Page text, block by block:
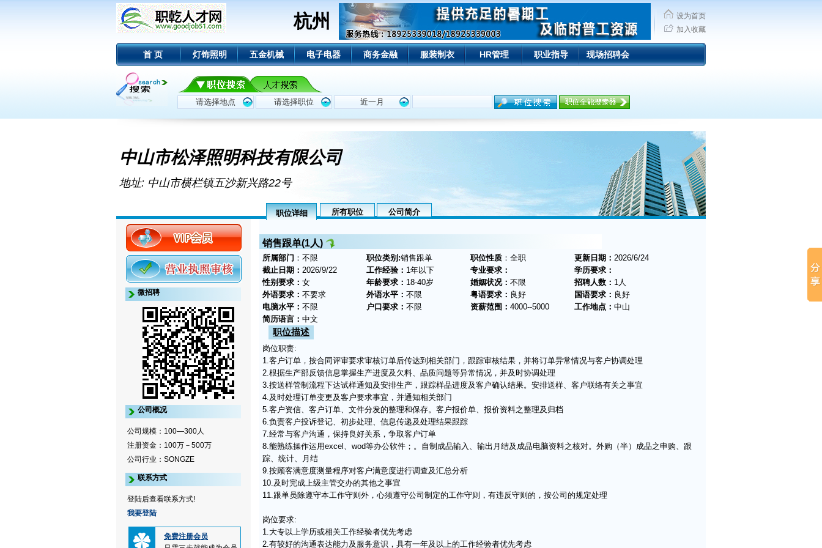
杭州
设为首页
加入收藏
首 页 灯饰照明 五金机械 电子电器 商务金融 服装制衣 HR管理 职业指导 现场招聘会
中山市松泽照明科技有限公司
地址: 中山市横栏镇五沙新兴路22号
职位详细 所有职位 公司简介
微招聘
公司概况
公司规模：100—300人
注册资金：100万－500万
公司行业：SONGZE
联系方式
登陆后查看联系方式!
我要登陆
免费注册会员
销售跟单(1人)
所属部门 ：不限 职位类别:销售跟单 职位性质 ：全职 更新日期： 2026/6/24
截止日期： 2026/9/22 工作经验： 1年以下 专业要求：
学历要求：
性别要求： 女 年龄要求： 18-40岁 婚姻状况： 不限 招聘人数： 1人
外语要求： 不要求 外语水平： 不限 粤语要求： 良好 国语要求： 良好
电脑水平： 不限 户口要求： 不限 资薪范围： 4000--5000 工作地点： 中山
简历语言： 中文
职位描述
岗位职责:
1.客户订单，按合同评审要求审核订单后传达到相关部门，跟踪审核结果，并将订单异常情况与客户协调处理
2.根据生产部反馈信息掌握生产进度及欠料、品质问题等异常情况，并及时协调处理
3.按送样管制流程下达试样通知及安排生产，跟踪样品进度及客户确认结果。安排送样、客户联络有关之事宜
4.及时处理订单变更及客户要求事宜，并通知相关部门
5.客户资信、客户订单、文件分发的整理和保存。客户报价单、报价资料之整理及归档
6.负责客户投诉登记、初步处理、信息传递及处理结果跟踪
7.经常与客户沟通，保持良好关系，争取客户订单
8.能熟练操作运用excel、wod等办公软件；。自制成品输入、输出月结及成品电脑资料之核对。外购（半）成品之申购、跟
踪、统计、月结
9.按顾客满意度测量程序对客户满意度进行调查及汇总分析
10.及时完成上级主管交办的其他之事宜
11.跟单员除遵守本工作守则外，心须遵守公司制定的工作守则，有违反守则的，按公司的规定处理
岗位要求:
1.大专以上学历或相关工作经验者优先考虑
2.有较好的沟通表达能力及服务意识，具有一年及以上的工作经验者优先考虑